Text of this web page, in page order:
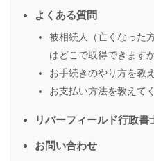
よくある質問
被相続人（亡くなった
はどこで取得できます
お手続きのやり方を教
お支払い方法を教えて
リバーフィールド行政書
お問い合わせ